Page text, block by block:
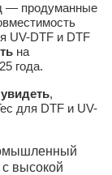
— продуманные
UV-DTF и DTF
на
года.
,
для DTF и UV-
высокой